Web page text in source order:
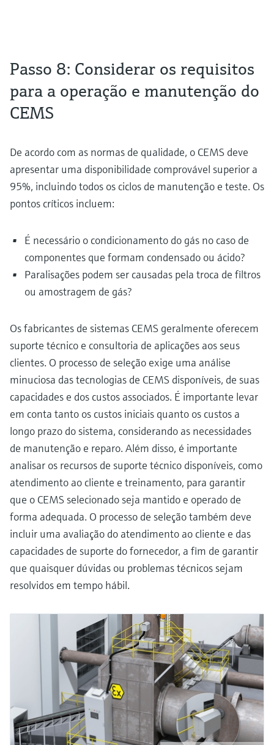
Passo 8: Considerar os requisitos
para a operação e manutenção do
CEMS
De acordo com as normas de qualidade, o CEMS deve
apresentar uma disponibilidade comprovável superior a
95%, incluindo todos os ciclos de manutenção e teste. Os
pontos críticos incluem:
É necessário o condicionamento do gás no caso de
componentes que formam condensado ou ácido?
Paralisações podem ser causadas pela troca de filtros
ou amostragem de gás?
Os fabricantes de sistemas CEMS geralmente oferecem
suporte técnico e consultoria de aplicações aos seus
clientes. O processo de seleção exige uma análise
minuciosa das tecnologias de CEMS disponíveis, de suas
capacidades e dos custos associados. É importante levar
em conta tanto os custos iniciais quanto os custos a
longo prazo do sistema, considerando as necessidades
de manutenção e reparo. Além disso, é importante
analisar os recursos de suporte técnico disponíveis, como
atendimento ao cliente e treinamento, para garantir
que o CEMS selecionado seja mantido e operado de
forma adequada. O processo de seleção também deve
incluir uma avaliação do atendimento ao cliente e das
capacidades de suporte do fornecedor, a fim de garantir
que quaisquer dúvidas ou problemas técnicos sejam
resolvidos em tempo hábil.